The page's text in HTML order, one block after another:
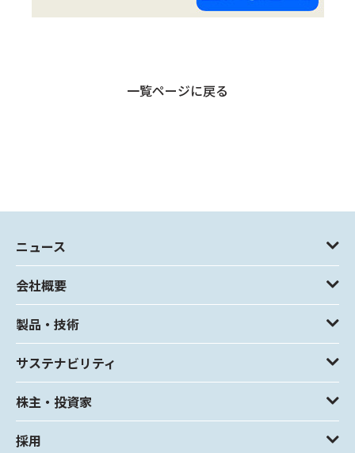
一覧ページに戻る
ニュース
会社概要
製品・技術
サステナビリティ
株主・投資家
採用